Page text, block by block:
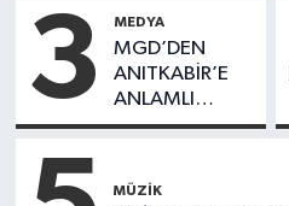
3 MEDYA
MGD’DEN
ANITKABİR’E
ANLAMLI
ZİYARET
MÜZİK